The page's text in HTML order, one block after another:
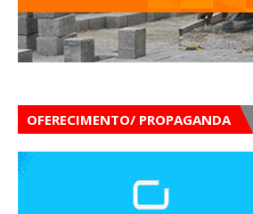
OFERECIMENTO/ PROPAGANDA